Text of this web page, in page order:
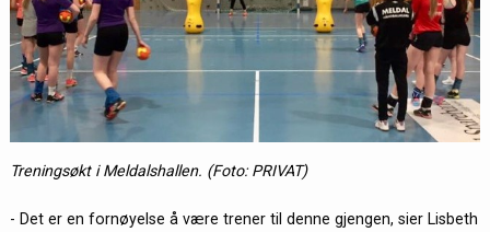
Treningsøkt i Meldalshallen. (Foto: PRIVAT)
- Det er en fornøyelse å være trener til denne gjengen, sier Lisbeth